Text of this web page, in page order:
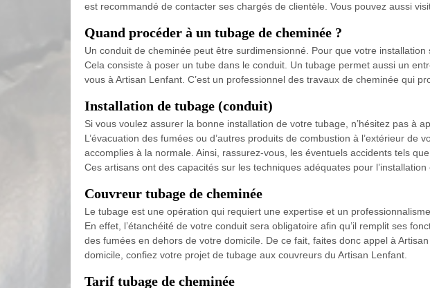
est recommandé de contacter ses chargés de clientèle. Vous pouvez aussi
Quand procéder à un tubage de cheminée ?
Un conduit de cheminée peut être surdimensionné. Pour que votre
Cela consiste à poser un tube dans le conduit. Un tubage permet aussi un
vous à Artisan Lenfant. C’est un professionnel des travaux de cheminée qui
Installation de tubage (conduit)
Si vous voulez assurer la bonne installation de votre tubage, n’hésitez pas à
L’évacuation des fumées ou d’autres produits de combustion à l’extérieur
accomplies à la normale. Ainsi, rassurez-vous, les éventuels accidents tels
Ces artisans ont des capacités sur les techniques adéquates pour
Couvreur tubage de cheminée
Le tubage est une opération qui requiert une expertise et un
En effet, l’étanchéité de votre conduit sera obligatoire afin qu’il remplit ses
des fumées en dehors de votre domicile. De ce fait, faites donc appel à
domicile, confiez votre projet de tubage aux couvreurs du Artisan Lenfant.
Tarif tubage de cheminée